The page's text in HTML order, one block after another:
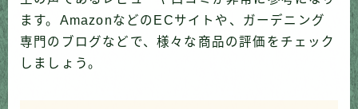
ます。AmazonなどのECサイトや、ガーデニング
専門のブログなどで、様々な商品の評価をチェック
しましょう。